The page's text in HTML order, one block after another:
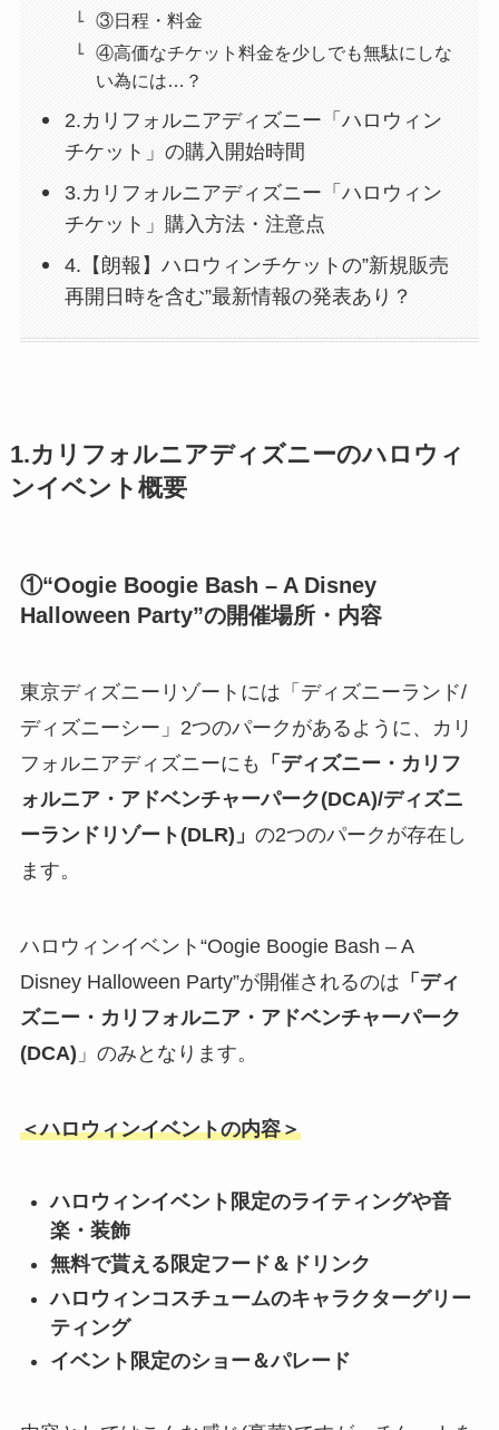
③日程・料金
④高価なチケット料金を少しでも無駄にしな
い為には…？
2.カリフォルニアディズニー「ハロウィン
チケット」の購入開始時間
3.カリフォルニアディズニー「ハロウィン
チケット」購入方法・注意点
4.【朗報】ハロウィンチケットの”新規販売
再開日時を含む”最新情報の発表あり？
1.カリフォルニアディズニーのハロウィ
ンイベント概要
①“Oogie Boogie Bash – A Disney
Halloween Party”の開催場所・内容
東京ディズニーリゾートには「ディズニーランド/
ディズニーシー」2つのパークがあるように、カリ
フォルニアディズニーにも
「ディズニー・カリフ
ォルニア・アドベンチャーパーク(DCA)/ディズニ
ーランドリゾート(DLR)」 の2つのパークが存在し
ます。
ハロウィンイベント“Oogie Boogie Bash – A
Disney Halloween Party”が開催されるのは 「ディ
ズニー・カリフォルニア・アドベンチャーパーク
(DCA) 」 のみ となります。
＜ハロウィンイベントの内容＞
ハロウィンイベント限定のライティングや音
楽・装飾
無料で貰える限定フード＆ドリンク
ハロウィンコスチュームのキャラクターグリー
ティング
イベント限定のショー＆パレード